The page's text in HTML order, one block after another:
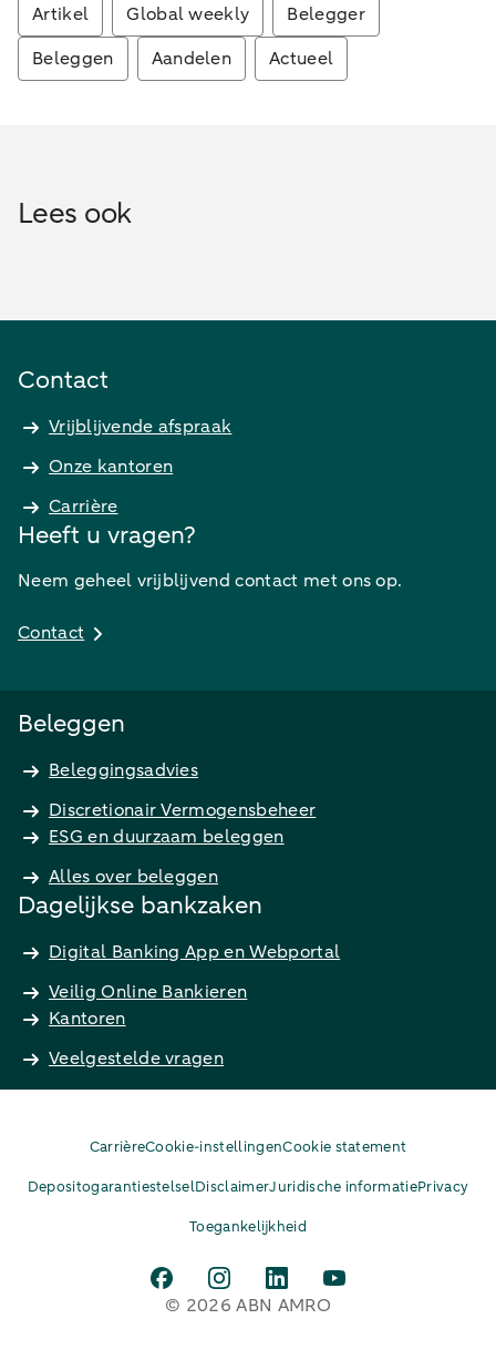
Artikel Global weekly
Belegger
Beleggen
Aandelen Actueel
Lees ook
Contact
Vrijblijvende afspraak
Onze kantoren
Carrière
Heeft u vragen?
Neem geheel vrijblijvend contact met ons op.
Contact
Beleggen
Beleggingsadvies
Discretionair Vermogensbeheer
ESG en duurzaam beleggen
Alles over beleggen
Dagelijkse bankzaken
Digital Banking App en Webportal
Veilig Online Bankieren
Kantoren
Veelgestelde vragen
CarrièreCookie-instellingenCookie statement
DepositogarantiestelselDisclaimerJuridische informatiePrivacy
Toegankelijkheid
© 2026 ABN AMRO